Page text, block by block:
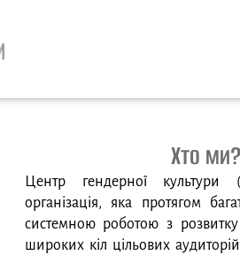
Хто ми?
Центр гендерної
організація, яка протягом
системною роботою з розвитку
широких кіл цільових